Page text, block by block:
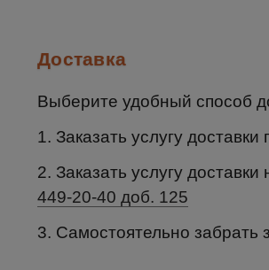
Доставка
Выберите удобный способ
1. Заказать услугу
2. Заказать услугу
449-20-40 доб. 125
3. Самостоятельно забрать